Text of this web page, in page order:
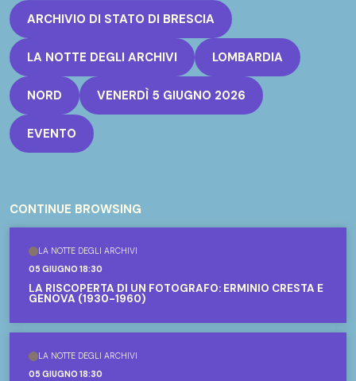
ARCHIVIO DI STATO DI BRESCIA
LA NOTTE DEGLI ARCHIVI LOMBARDIA
NORD VENERDÌ 5 GIUGNO 2026
EVENTO
CONTINUE BROWSING
LA NOTTE DEGLI ARCHIVI
05 GIUGNO 18:30
LA RISCOPERTA DI UN FOTOGRAFO: ERMINIO CRESTA E
GENOVA (1930-1960)
LA NOTTE DEGLI ARCHIVI
05 GIUGNO 18:30